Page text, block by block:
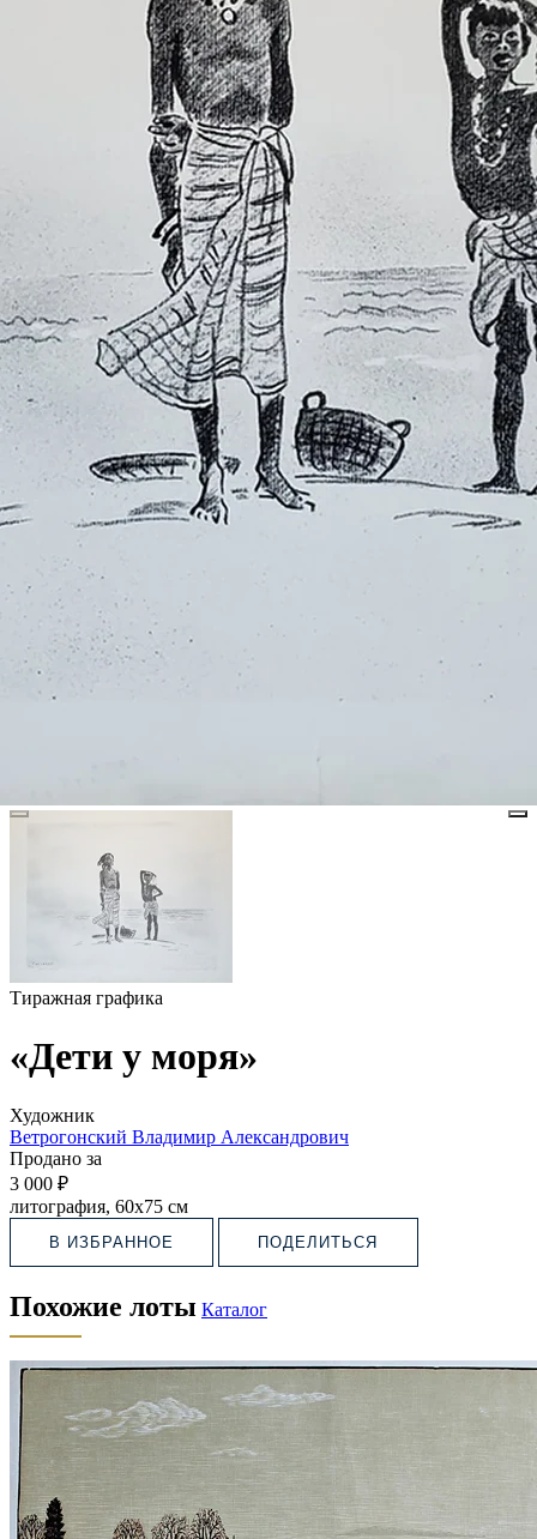
Тиражная графика
«Дети у моря»
Художник
Ветрогонский Владимир Александрович
Продано за
3 000 ₽
литография, 60х75 см
В ИЗБРАННОЕ ПОДЕЛИТЬСЯ
Похожие лоты Каталог